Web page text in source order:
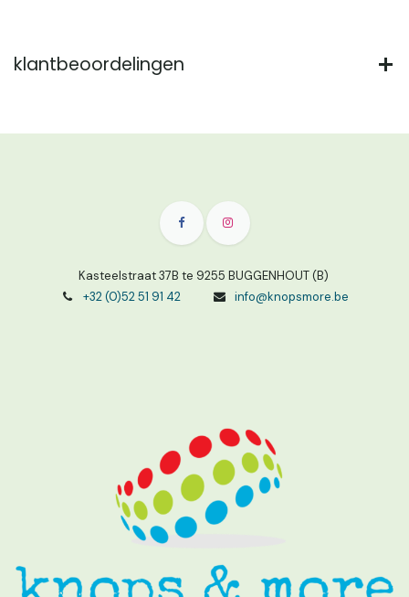
klantbeoordelingen
Kasteelstraat 37B te 9255 BUGGENHOUT (B)
+32 (0)52 51 91 42
info@knopsmore.be